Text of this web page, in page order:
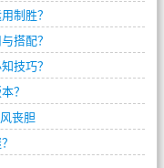
制胜？
搭配？
技巧？
？
丧胆